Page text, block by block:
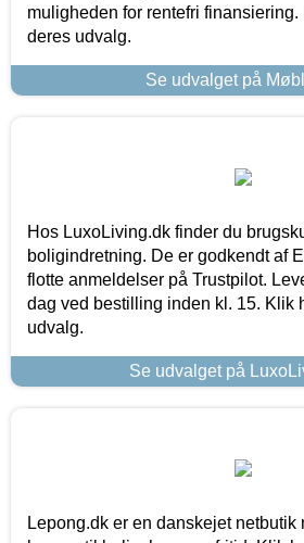
muligheden for rentefri finansiering.
deres udvalg.
Se udvalget på
Hos LuxoLiving.dk finder du
boligindretning. De er godkendt af
flotte anmeldelser på Trustpilot.
dag ved bestilling inden kl. 15. Klik
udvalg.
Se udvalget på
Lepong.dk er en danskejet netbutik